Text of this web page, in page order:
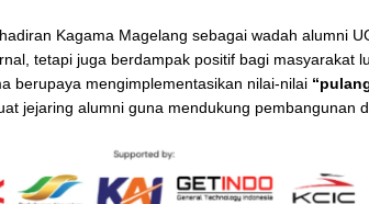
Kagama Magelang sebagai wadah alumni
tetapi juga berdampak positif bagi masyarakat
berupaya mengimplementasikan nilai-nilai
jejaring alumni guna mendukung pembangunan